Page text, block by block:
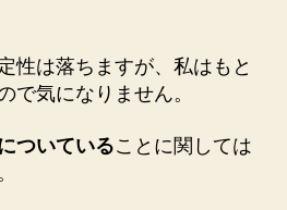
性は落ちますが、私はもと
で気になりません。
ついていることに関しては